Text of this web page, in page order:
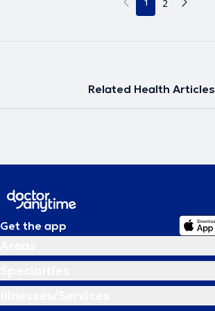
1 2
Related Health Articles
Get the app